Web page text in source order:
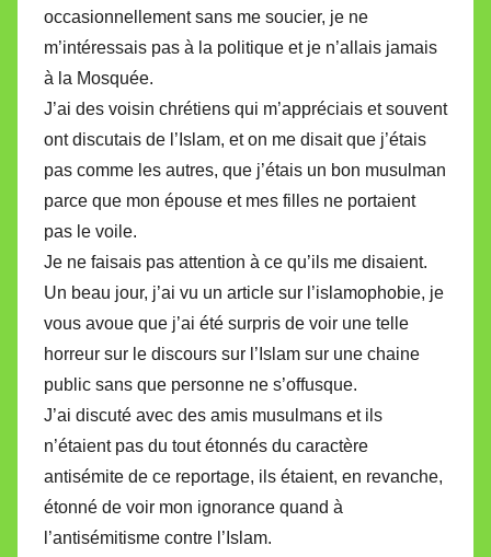
occasionnellement sans me soucier, je ne
m’intéressais pas à la politique et je n’allais jamais
à la Mosquée.
J’ai des voisin chrétiens qui m’appréciais et souvent
ont discutais de l’Islam, et on me disait que j’étais
pas comme les autres, que j’étais un bon musulman
parce que mon épouse et mes filles ne portaient
pas le voile.
Je ne faisais pas attention à ce qu’ils me disaient.
Un beau jour, j’ai vu un article sur l’islamophobie, je
vous avoue que j’ai été surpris de voir une telle
horreur sur le discours sur l’Islam sur une chaine
public sans que personne ne s’offusque.
J’ai discuté avec des amis musulmans et ils
n’étaient pas du tout étonnés du caractère
antisémite de ce reportage, ils étaient, en revanche,
étonné de voir mon ignorance quand à
l’antisémitisme contre l’Islam.